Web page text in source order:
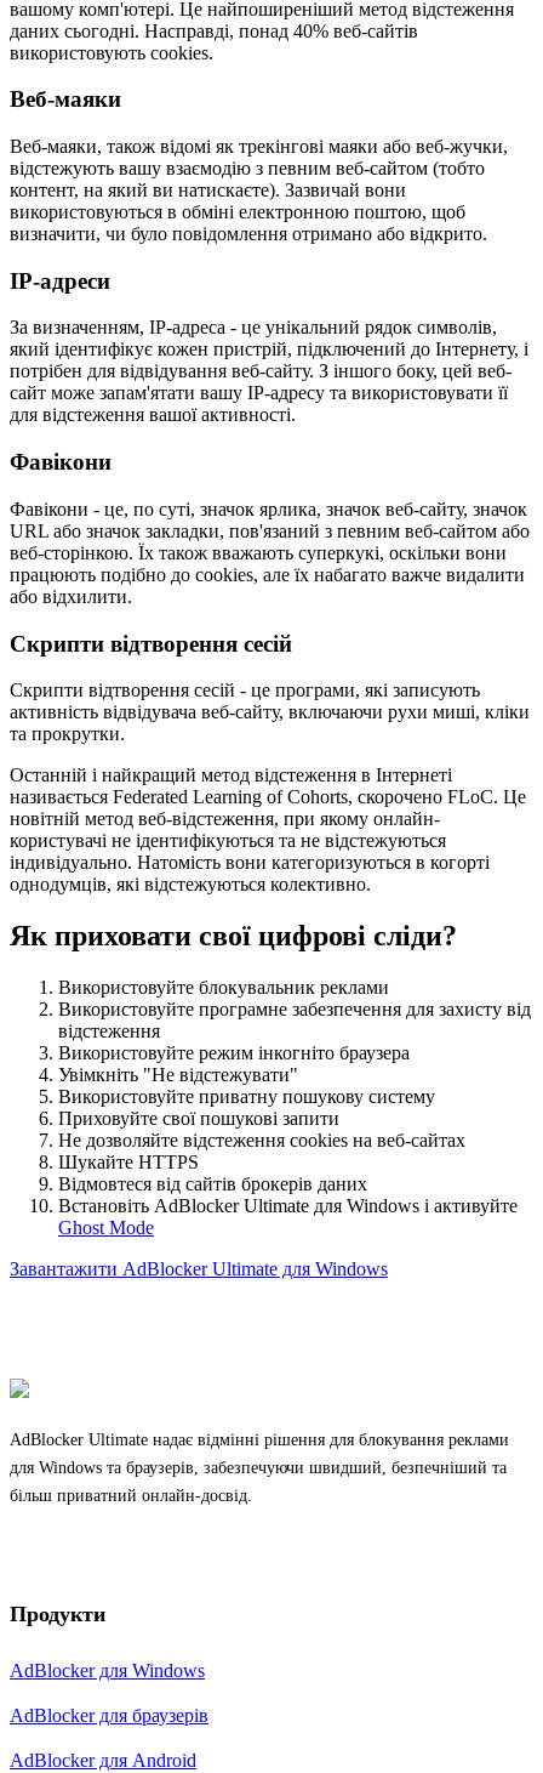
вашому комп'ютері. Це найпоширеніший метод відстеження
даних сьогодні. Насправді, понад 40% веб-сайтів
використовують cookies.
Веб-маяки
Веб-маяки, також відомі як трекінгові маяки або веб-жучки,
відстежують вашу взаємодію з певним веб-сайтом (тобто
контент, на який ви натискаєте). Зазвичай вони
використовуються в обміні електронною поштою, щоб
визначити, чи було повідомлення отримано або відкрито.
IP-адреси
За визначенням, IP-адреса - це унікальний рядок символів,
який ідентифікує кожен пристрій, підключений до Інтернету, і
потрібен для відвідування веб-сайту. З іншого боку, цей веб-
сайт може запам'ятати вашу IP-адресу та використовувати її
для відстеження вашої активності.
Фавікони
Фавікони - це, по суті, значок ярлика, значок веб-сайту, значок
URL або значок закладки, пов'язаний з певним веб-сайтом або
веб-сторінкою. Їх також вважають суперкукі, оскільки вони
працюють подібно до cookies, але їх набагато важче видалити
або відхилити.
Скрипти відтворення сесій
Скрипти відтворення сесій - це програми, які записують
активність відвідувача веб-сайту, включаючи рухи миші, кліки
та прокрутки.
Останній і найкращий метод відстеження в Інтернеті
називається Federated Learning of Cohorts, скорочено FLoC. Це
новітній метод веб-відстеження, при якому онлайн-
користувачі не ідентифікуються та не відстежуються
індивідуально. Натомість вони категоризуються в когорті
однодумців, які відстежуються колективно.
Як приховати свої цифрові сліди?
Використовуйте блокувальник реклами
Використовуйте програмне забезпечення для захисту від
відстеження
Використовуйте режим інкогніто браузера
Увімкніть "Не відстежувати"
Використовуйте приватну пошукову систему
Приховуйте свої пошукові запити
Не дозволяйте відстеження cookies на веб-сайтах
Шукайте HTTPS
Відмовтеся від сайтів брокерів даних
Встановіть AdBlocker Ultimate для Windows і активуйте
Ghost Mode
Завантажити AdBlocker Ultimate для Windows
AdBlocker Ultimate надає відмінні рішення для блокування реклами
для Windows та браузерів, забезпечуючи швидший, безпечніший та
більш приватний онлайн-досвід.
Продукти
AdBlocker для Windows
AdBlocker для браузерів
AdBlocker для Android